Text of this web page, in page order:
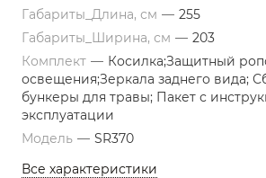
Габариты_Длина, см — 255
Габариты_Ширина, см — 203
Комплект — Косилка;Защитный
освещения;Зеркала заднего вида;
бункеры для травы; Пакет с
эксплуатации
Модель — SR370
Все характеристики